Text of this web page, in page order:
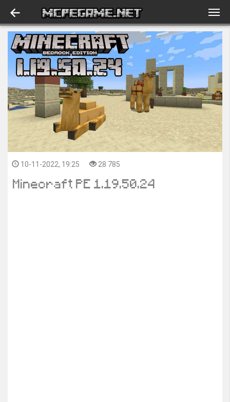
10-11-2022, 19:25 28 785
Minecraft PE 1.19.50.24